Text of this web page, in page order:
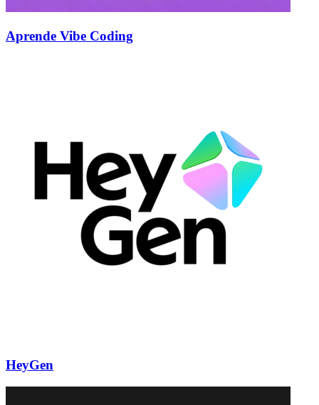
Aprende Vibe Coding
HeyGen